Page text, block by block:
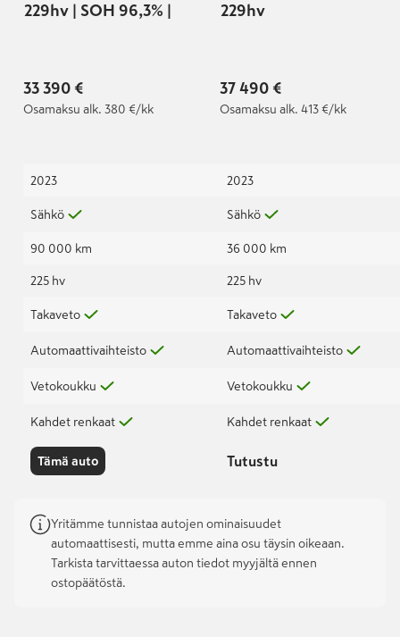
229hv | SOH 96,3% |
33 390 €
Osamaksu alk. 380 €/kk
2023
Sähkö
90 000 km
225 hv
Takaveto
Automaattivaihteisto
Vetokoukku
Kahdet renkaat
Tämä auto
229hv
37 490 €
Osamaksu alk. 413 €/kk
2023
Sähkö
36 000 km
225 hv
Takaveto
Automaattivaihteisto
Vetokoukku
Kahdet renkaat
Tutustu
Yritämme tunnistaa autojen ominaisuudet
automaattisesti, mutta emme aina osu täysin oikeaan.
Tarkista tarvittaessa auton tiedot myyjältä ennen
ostopäätöstä.